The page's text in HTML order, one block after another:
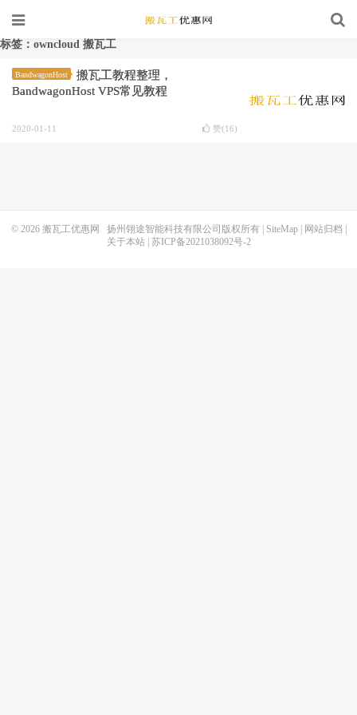
标签：owncloud 搬瓦工
BandwagonHost
搬瓦工教程整理，
BandwagonHost VPS常见教程
2020-01-11 赞(16)
© 2026 搬瓦工优惠网 扬州翎途智能科技有限公司版权所有 | SiteMap| 网站归档
关于本站| 苏ICP备2021038092号-2